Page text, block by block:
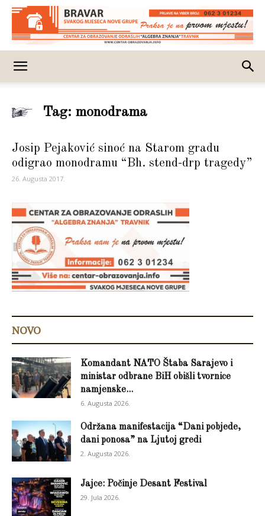
Tag: monodrama
Josip Pejaković sinoć na Starom gradu
odigrao monodramu “Bh. stend-drp tragedy”
26. Augusta 2017.
NOVO
Komandant NATO Štaba Sarajevo i
ministar odbrane BiH obišli tvornice
namjenske...
6. Augusta 2026.
Održana manifestacija “Dani pobjede,
dani ponosa” na Ljutoj gredi
2. Augusta 2026.
Jajce: Počinje Desant Festival
29. Jula 2026.